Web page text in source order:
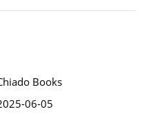
Books
06-05